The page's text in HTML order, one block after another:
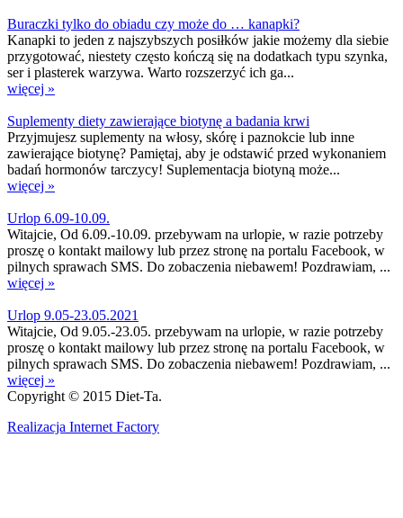
Buraczki tylko do obiadu czy może do … kanapki?
Kanapki to jeden z najszybszych posiłków jakie możemy dla siebie
przygotować, niestety często kończą się na dodatkach typu szynka,
ser i plasterek warzywa. Warto rozszerzyć ich ga...
więcej »
Suplementy diety zawierające biotynę a badania krwi
Przyjmujesz suplementy na włosy, skórę i paznokcie lub inne
zawierające biotynę? Pamiętaj, aby je odstawić przed wykonaniem
badań hormonów tarczycy! Suplementacja biotyną może...
więcej »
Urlop 6.09-10.09.
Witajcie, Od 6.09.-10.09. przebywam na urlopie, w razie potrzeby
proszę o kontakt mailowy lub przez stronę na portalu Facebook, w
pilnych sprawach SMS. Do zobaczenia niebawem! Pozdrawiam, ...
więcej »
Urlop 9.05-23.05.2021
Witajcie, Od 9.05.-23.05. przebywam na urlopie, w razie potrzeby
proszę o kontakt mailowy lub przez stronę na portalu Facebook, w
pilnych sprawach SMS. Do zobaczenia niebawem! Pozdrawiam, ...
więcej »
Copyright © 2015 Diet-Ta.
Realizacja Internet Factory